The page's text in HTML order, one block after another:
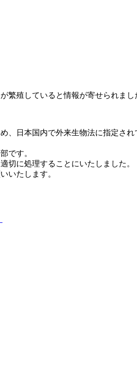
繁殖していると情報が寄せられまし
、日本国内で外来生物法に指定さ
です。
に処理することにいたしました。
いたします。